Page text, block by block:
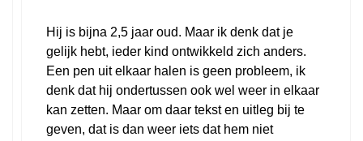
Hij is bijna 2,5 jaar oud. Maar ik denk dat je
gelijk hebt, ieder kind ontwikkeld zich anders.
Een pen uit elkaar halen is geen probleem, ik
denk dat hij ondertussen ook wel weer in elkaar
kan zetten. Maar om daar tekst en uitleg bij te
geven, dat is dan weer iets dat hem niet